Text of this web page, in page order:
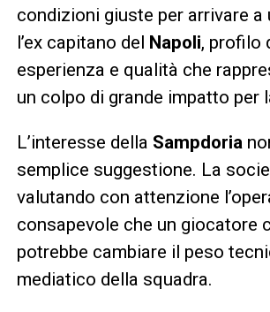
condizioni giuste per arrivare a
l’ex capitano del Napoli, profilo
esperienza e qualità che
un colpo di grande impatto per
L’interesse della Sampdoria
semplice suggestione. La
valutando con attenzione
consapevole che un giocatore
potrebbe cambiare il peso
mediatico della squadra.